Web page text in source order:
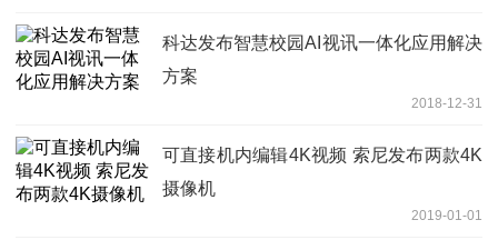
科达发布智慧校园AI视讯一体化应用解决
方案
2018-12-31
可直接机内编辑4K视频 索尼发布两款4K
摄像机
2019-01-01